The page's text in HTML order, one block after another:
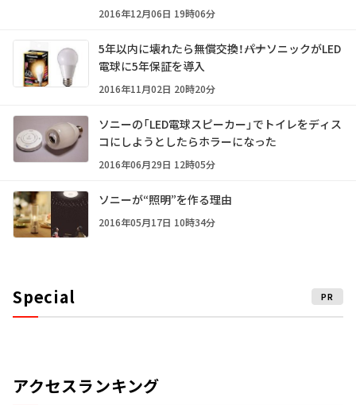
2016年12月06日 19時06分
5年以内に壊れたら無償交換！――パナソニックがLED
電球に5年保証を導入
2016年11月02日 20時20分
ソニーの「LED電球スピーカー」でトイレをディス
コにしようとしたらホラーになった
2016年06月29日 12時05分
ソニーが“照明”を作る理由
2016年05月17日 10時34分
Special PR
アクセスランキング